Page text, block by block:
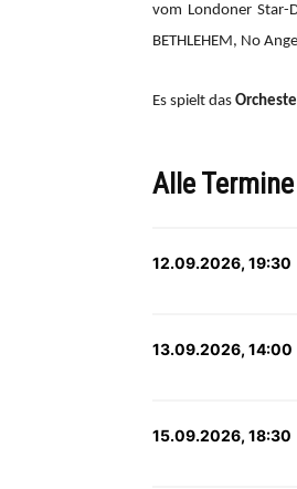
vom Londoner Star-
BETHLEHEM, No
Es spielt das
Alle Termine
12.09.2026, 19:30
13.09.2026, 14:00
15.09.2026, 18:30